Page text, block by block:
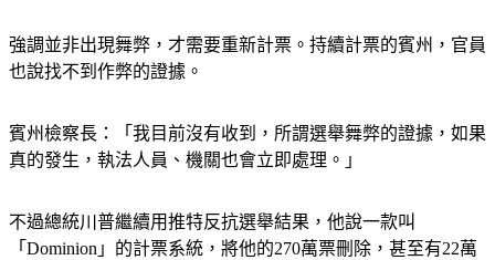
強調並非出現舞弊，才需要重新計票。持續計票的賓州，官員
賓州檢察長：「我目前沒有收到，所謂選舉舞弊的證據，如果
不過總統川普繼續用推特反抗選舉結果，他說一款叫